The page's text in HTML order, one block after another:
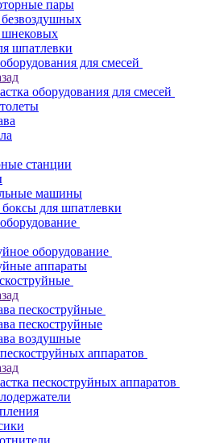
пары
шпатлевки
для смесей
оборудования для смесей
станции
машины
для шпатлевки
оборудование
аппараты
пескоструйные
пескоструйные
воздушные
аппаратов
пескоструйных аппаратов